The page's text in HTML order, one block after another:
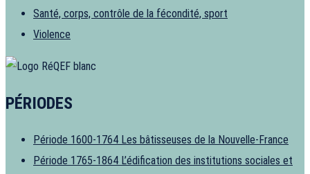
Santé, corps, contrôle de la fécondité, sport
Violence
PÉRIODES
Période 1600-1764 Les bâtisseuses de la Nouvelle-France
Période 1765-1864 L’édification des institutions sociales et